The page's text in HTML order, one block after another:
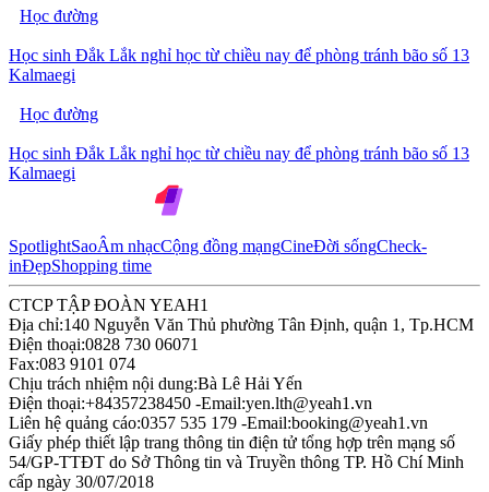
Học đường
Học sinh Đắk Lắk nghỉ học từ chiều nay để phòng tránh bão số 13
Kalmaegi
Học đường
Học sinh Đắk Lắk nghỉ học từ chiều nay để phòng tránh bão số 13
Kalmaegi
SpotlightSaoÂm nhạcCộng đồng mạngCineĐời sốngCheck-
inĐẹpShopping time
CTCP TẬP ĐOÀN YEAH1
Địa chỉ:140 Nguyễn Văn Thủ phường Tân Định, quận 1, Tp.HCM
Điện thoại:0828 730 06071
Fax:083 9101 074
Chịu trách nhiệm nội dung:Bà Lê Hải Yến
Điện thoại:+84357238450 -Email:yen.lth@yeah1.vn
Liên hệ quảng cáo:0357 535 179 -Email:booking@yeah1.vn
Giấy phép thiết lập trang thông tin điện tử tổng hợp trên mạng số
54/GP-TTĐT do Sở Thông tin và Truyền thông TP. Hồ Chí Minh
cấp ngày 30/07/2018